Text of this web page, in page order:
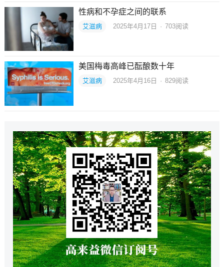
性病和不孕症之间的联系
艾滋病 2025年4月17日 · 703阅读
美国梅毒高峰已酝酿数十年
艾滋病 2025年4月16日 · 829阅读